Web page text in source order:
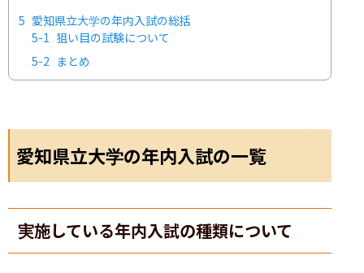
5 愛知県立大学の年内入試の総括
5-1 狙い目の試験について
5-2 まとめ
愛知県立大学の年内入試の一覧
実施している年内入試の種類について